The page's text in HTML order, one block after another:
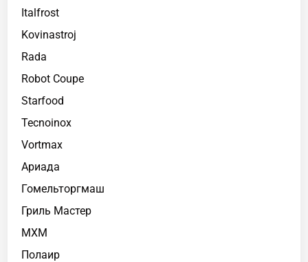
Italfrost
Kovinastroj
Rada
Robot Coupe
Starfood
Tecnoinox
Vortmax
Ариада
Гомельторгмаш
Гриль Мастер
МХМ
Полаир